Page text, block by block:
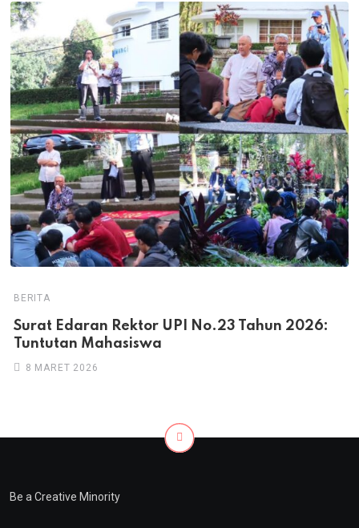
BERITA
Surat Edaran Rektor UPI No.23 Tahun 2026:
Tuntutan Mahasiswa
8 MARET 2026
Be a Creative Minority